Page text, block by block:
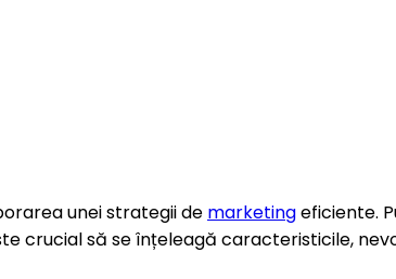
unei strategii de marketingeficiente.
crucial să se înțeleagă caracteristicile,